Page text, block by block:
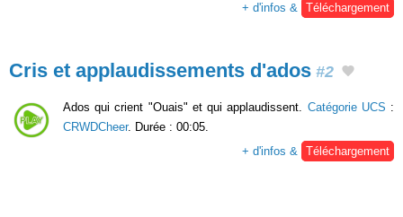
+ d'infos & Téléchargement
Cris et applaudissements d'ados #2
Ados qui crient "Ouais" et qui applaudissent. Catégorie UCS :
CRWDCheer. Durée : 00:05.
+ d'infos &
Téléchargement